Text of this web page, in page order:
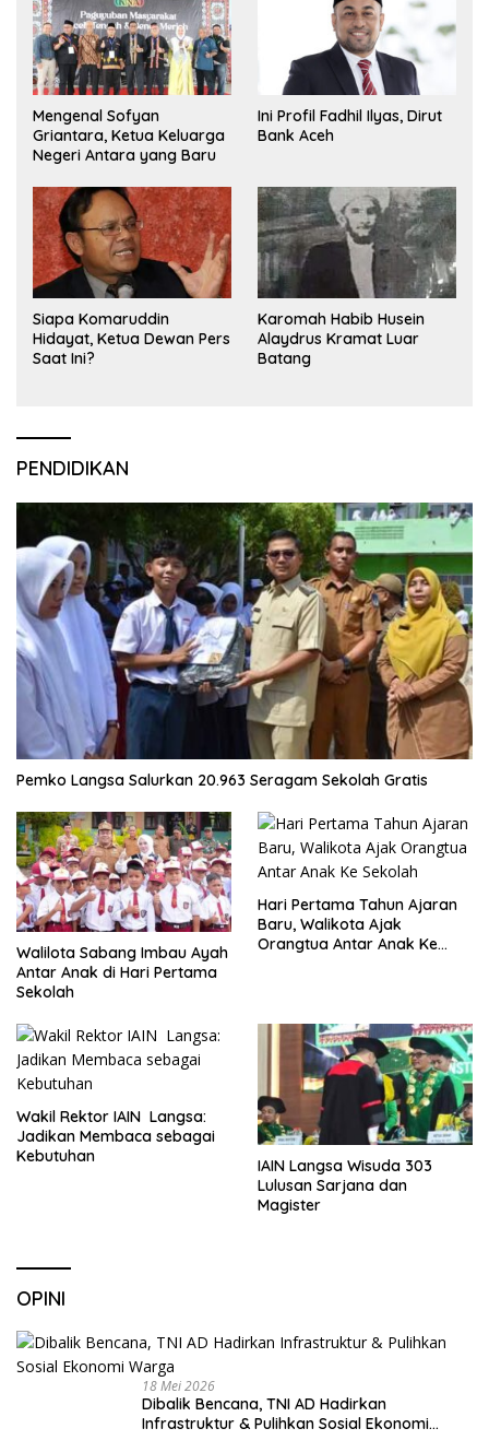
Mengenal Sofyan
Griantara, Ketua Keluarga
Negeri Antara yang Baru
Ini Profil Fadhil Ilyas, Dirut
Bank Aceh
Siapa Komaruddin
Hidayat, Ketua Dewan Pers
Saat Ini?
Karomah Habib Husein
Alaydrus Kramat Luar
Batang
PENDIDIKAN
Pemko Langsa Salurkan 20.963 Seragam Sekolah Gratis
Walilota Sabang Imbau Ayah
Antar Anak di Hari Pertama
Sekolah
Hari Pertama Tahun Ajaran
Baru, Walikota Ajak
Orangtua Antar Anak Ke
Wakil Rektor IAIN Langsa:
Jadikan Membaca sebagai
Kebutuhan
IAIN Langsa Wisuda 303
Lulusan Sarjana dan
Magister
OPINI
18 Mei 2026
Dibalik Bencana, TNI AD Hadirkan
Infrastruktur & Pulihkan Sosial Ekonomi